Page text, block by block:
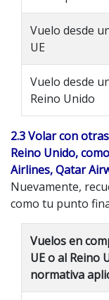
Vuelo desde
UE
Vuelo desde
Reino Unido
2.3 Volar con
Reino Unido,
Airlines, Qatar
Nuevamente,
como tu punto
Vuelos en
UE o al Reino
normativa